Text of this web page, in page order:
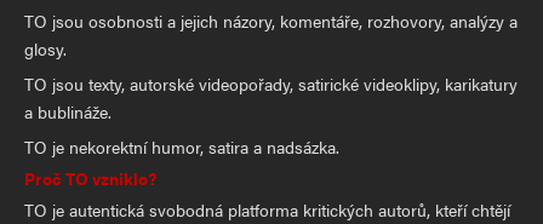
TO jsou osobnosti a jejich názory, komentáře, rozhovory, analýzy a
glosy.
TO jsou texty, autorské videopořady, satirické videoklipy, karikatury
a bublináže.
TO je nekorektní humor, satira a nadsázka.
Proč TO vzniklo?
TO je autentická svobodná platforma kritických autorů, kteří chtějí